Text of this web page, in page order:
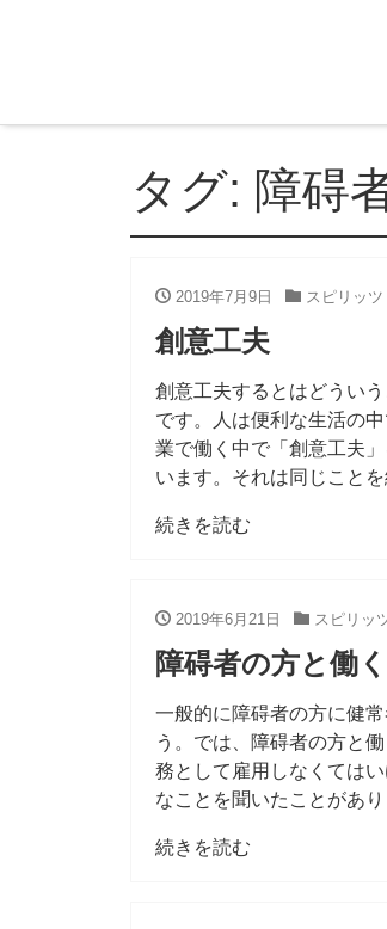
タグ: 障碍
2019年7月9日 スピリッツ
創意工夫
創意工夫するとはどうい
です。人は便利な生活の
業で働く中で「創意工夫
います。それは同じこと
続きを読む
2019年6月21日 スピリッ
障碍者の方と働
一般的に障碍者の方に健
う。では、障碍者の方と
務として雇用しなくては
なことを聞いたことがあ
続きを読む